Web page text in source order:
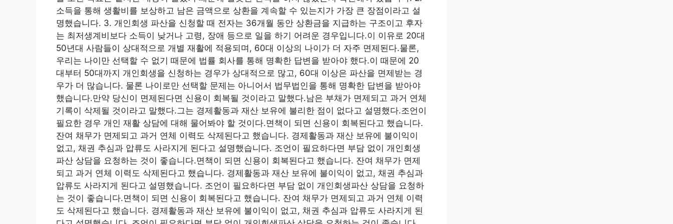
소득을 통해 생활비를 보상하고 남은 금액으로 상환을 계속할 수 있는지가 가장 큰 장점이라고 설
명했습니다. 3. 개인회생 파산을 신청할 때 전자는 36개월 동안 상환금을 지급하는 구조이고 후자
는 최저생계비보다 소득이 낮거나 고령, 장애 등으로 일을 하기 어려운 경우입니다.이 이유로 20대
50년대 사람들이 상대적으로 개별 재활에 적용되며, 60대 이상의 나이가 더 자주 면제된다.물론,
우리는 나이만 선택할 수 없기 때문에 법률 회사를 통해 명확한 답변을 받아야 했다.이 때문에 20
대부터 50대까지 개인회생을 신청하는 경우가 상대적으로 많고, 60대 이상은 파산을 면제받는 경
우가 더 많습니다. 물론 나이로만 선택할 문제는 아니어서 법무법인을 통해 명확한 답변을 받아야
했습니다.만약 당신이 면제된다면 신용이 회복될 것이라고 말했다.남은 부채가 면제되고 과거 연체
기록이 삭제될 것이라고 말했다.그는 경제활동과 재산 보유에 불리한 점이 없다고 설명했다.조언이
필요한 경우 개인 재활 상담에 대해 물어봐야 할 것이다.면책이 되면 신용이 회복된다고 했습니다.
잔여 채무가 면제되고 과거 연체 이력도 삭제된다고 했습니다. 경제활동과 재산 보유에 불이익이
없고, 채권 추심과 압류도 사라지게 된다고 설명했습니다. 조언이 필요하다면 부담 없이 개인회생
파산 상담을 요청하는 것이 좋습니다.면책이 되면 신용이 회복된다고 했습니다. 잔여 채무가 면제
되고 과거 연체 이력도 삭제된다고 했습니다. 경제활동과 재산 보유에 불이익이 없고, 채권 추심과
압류도 사라지게 된다고 설명했습니다. 조언이 필요하다면 부담 없이 개인회생파산 상담을 요청하
는 것이 좋습니다.면책이 되면 신용이 회복된다고 했습니다. 잔여 채무가 면제되고 과거 연체 이력
도 삭제된다고 했습니다. 경제활동과 재산 보유에 불이익이 없고, 채권 추심과 압류도 사라지게 된